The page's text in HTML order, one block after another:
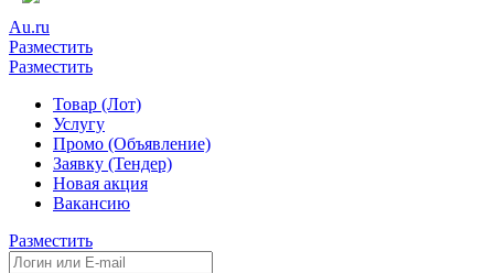
Au.ru
Разместить
Разместить
Товар (Лот)
Услугу
Промо (Объявление)
Заявку (Тендер)
Новая акция
Вакансию
Разместить